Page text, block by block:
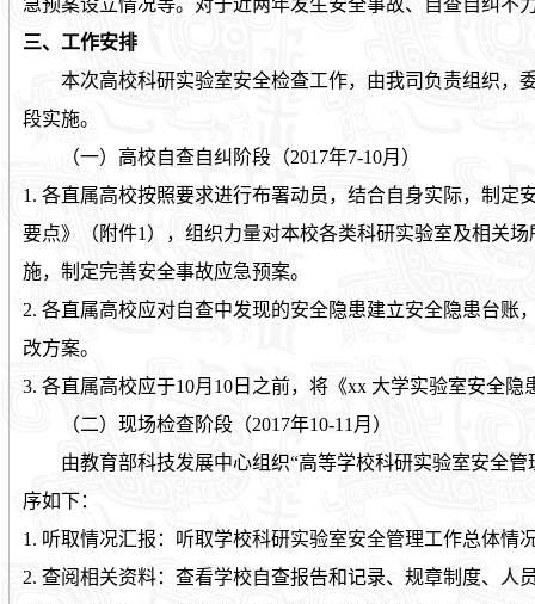
急预案设立情况等。对于近两年发生安全事故、自查自纠
三、工作安排
本次高校科研实验室安全检查工作，由我司负责组织，
段实施。
（一）高校自查自纠阶段（2017年7-10月）
1. 各直属高校按照要求进行布署动员，结合自身实际，制定
要点》（附件1 ），组织力量对本校各类科研实验室及相关
施，制定完善安全事故应急预案。
2. 各直属高校应对自查中发现的安全隐患建立安全隐患台账
改方案。
3. 各直属高校应于10月 10 日之前，将《xx 大学实验室安全隐
（二）现场检查阶段（2017年10-11 月）
由教育部科技发展中心组织“高等学校科研实验室安全管
序如下：
1. 听取情况汇报：听取学校科研实验室安全管理工作总体情
2. 查阅相关资料：查看学校自查报告和记录、规章制度、人